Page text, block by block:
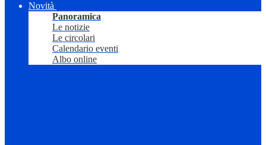
Novità
Panoramica
Le notizie
Le circolari
Calendario eventi
Albo online